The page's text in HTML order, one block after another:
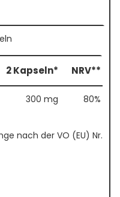
2 Kapseln* NRV**
300 mg 80%
nach der VO (EU) Nr.